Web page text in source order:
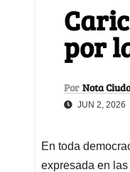
por
Por Nota
JUN 2, 2026
En toda
expresada en